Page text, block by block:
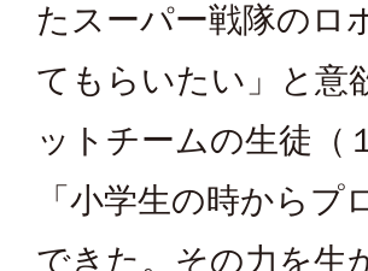
たスーパー戦隊のロ
てもらいたい」と意
ットチームの生徒（
「小学生の時から
できた。その力を生